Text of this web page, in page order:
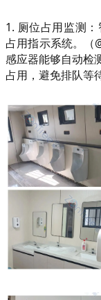
1. 厕位占用监测
占用指示系统。（
感应器能够自动检
占用，避免排队等